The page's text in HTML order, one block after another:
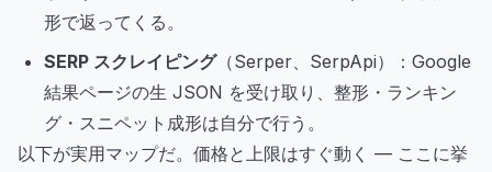
形で返ってくる。
SERP スクレイピング（Serper、SerpApi）：Google
結果ページの生 JSON を受け取り、整形・ランキン
グ・スニペット成形は自分で行う。
以下が実用マップだ。価格と上限はすぐ動く — ここに挙